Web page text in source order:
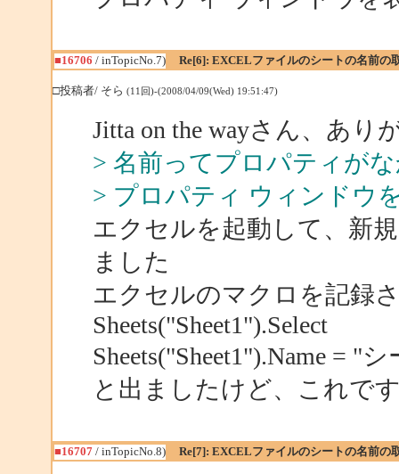
■16706 / inTopicNo.7) Re[6]: EXCELファイルのシートの名前の
□投稿者/ そら (11回)-(2008/04/09(Wed) 19:51:47)
Jitta on the wayさん、あり
> 名前ってプロパティが
> プロパティ ウィンドウ
エクセルを起動して、新
ました
エクセルのマクロを記録
Sheets("Sheet1").Select
Sheets("Sheet1").Name = "
と出ましたけど、これで
■16707/ inTopicNo.8) Re[7]: EXCELファイルのシートの名前の